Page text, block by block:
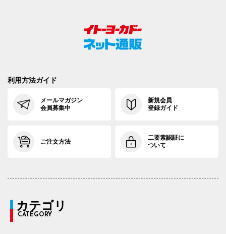
利用方法ガイド
メールマガジン
会員募集中
新規会員
登録ガイド
ご注文方法
二要素認証に
ついて
カテゴリ
CATEGORY